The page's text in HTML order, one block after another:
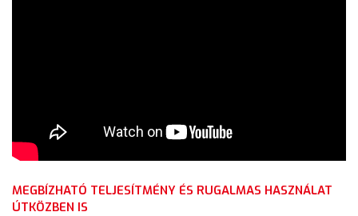
MEGBÍZHATÓ TELJESÍTMÉNY ÉS RUGALMAS HASZNÁLAT
ÚTKÖZBEN IS